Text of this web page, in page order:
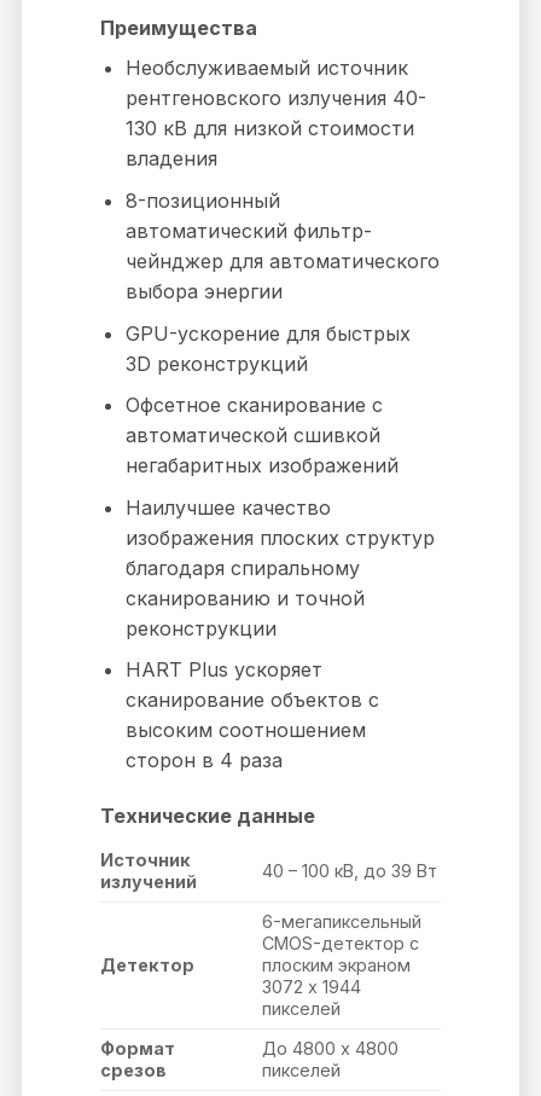
Преимущества
Необслуживаемый источник
рентгеновского излучения 40-
130 кВ для низкой стоимости
владения
8-позиционный
автоматический фильтр-
чейнджер для автоматического
выбора энергии
GPU-ускорение для быстрых
3D реконструкций
Офсетное сканирование с
автоматической сшивкой
негабаритных изображений
Наилучшее качество
изображения плоских структур
благодаря спиральному
сканированию и точной
реконструкции
HART Plus ускоряет
сканирование объектов с
высоким соотношением
сторон в 4 раза
Технические данные
Источник
излучений
40 – 100 кВ, до 39 Вт
Детектор
6-мегапиксельный
CMOS-детектор с
плоским экраном
3072 x 1944
пикселей
Формат
срезов
До 4800 x 4800
пикселей